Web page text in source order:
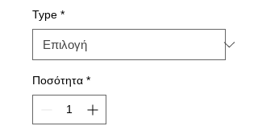
Type *
Ποσότητα *